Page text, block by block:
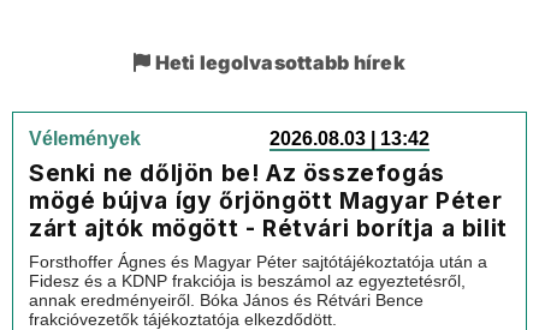
Heti legolvasottabb hírek
Vélemények 2026.08.03 | 13:42
Senki ne dőljön be! Az összefogás
mögé bújva így őrjöngött Magyar Péter
zárt ajtók mögött - Rétvári borítja a bilit
Forsthoffer Ágnes és Magyar Péter sajtótájékoztatója után a
Fidesz és a KDNP frakciója is beszámol az egyeztetésről,
annak eredményeiről. Bóka János és Rétvári Bence
frakcióvezetők tájékoztatója elkezdődött.